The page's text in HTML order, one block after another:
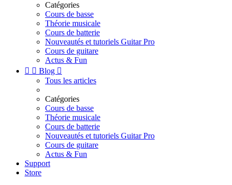
Catégories
Cours de basse
Théorie musicale
Cours de batterie
Nouveautés et tutoriels Guitar Pro
Cours de guitare
Actus & Fun
  Blog 
Tous les articles
Catégories
Cours de basse
Théorie musicale
Cours de batterie
Nouveautés et tutoriels Guitar Pro
Cours de guitare
Actus & Fun
Support
Store